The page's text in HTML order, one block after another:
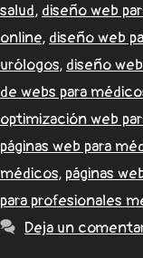
salud, diseño web
online, diseño web
urólogos, diseño
de webs para
optimización web
páginas web para
médicos, páginas
para profesionales
Deja un